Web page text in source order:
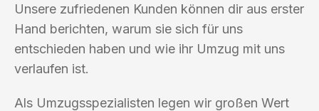
Unsere zufriedenen Kunden können dir aus erster
Hand berichten, warum sie sich für uns
entschieden haben und wie ihr Umzug mit uns
verlaufen ist.
Als Umzugsspezialisten legen wir großen Wert